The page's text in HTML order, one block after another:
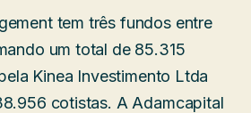
tem três fundos entre
um total de 85.315
Kinea Investimento Ltda
cotistas. A Adamcapital